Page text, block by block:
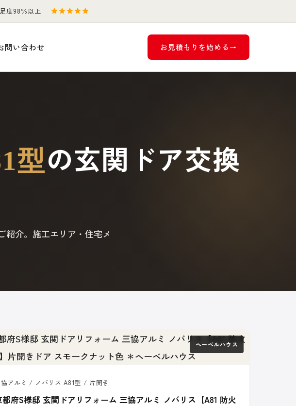
度98％以上
問い合わせ お見積もりを始める
型の玄関ドア交換
紹介。施工エリア・住宅メ
ヘーベルハウス
アルミ / ノバリス A81型 / 片開き
都府S様邸 玄関ドアリフォーム 三協アルミ ノバリス【A81 防火